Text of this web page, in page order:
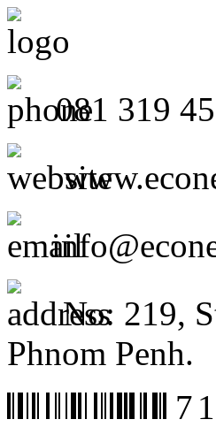
081 319
No: 219,
Phnom Penh.